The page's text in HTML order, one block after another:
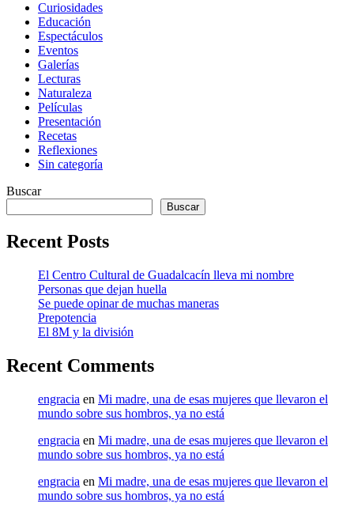
Curiosidades
Educación
Espectáculos
Eventos
Galerías
Lecturas
Naturaleza
Películas
Presentación
Recetas
Reflexiones
Sin categoría
Buscar
Buscar
Recent Posts
El Centro Cultural de Guadalcacín lleva mi nombre
Personas que dejan huella
Se puede opinar de muchas maneras
Prepotencia
El 8M y la división
Recent Comments
engracia en Mi madre, una de esas mujeres que llevaron el
mundo sobre sus hombros, ya no está
engracia en Mi madre, una de esas mujeres que llevaron el
mundo sobre sus hombros, ya no está
engracia en Mi madre, una de esas mujeres que llevaron el
mundo sobre sus hombros, ya no está